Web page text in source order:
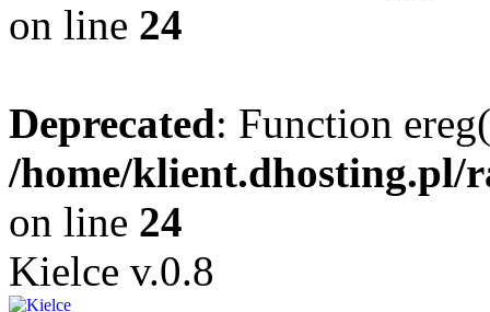
on line 24
Deprecated: Function
/home/klient.dhosting.pl/
on line 24
Kielce v.0.8